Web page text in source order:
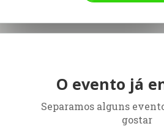
O evento já
Separamos alguns
gostar